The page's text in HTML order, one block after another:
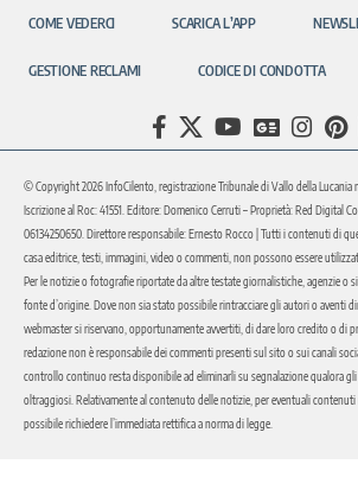
COME VEDERCI SCARICA L’APP
GESTIONE RECLAMI CODICE DI CONDOTTA
© Copyright 2026 InfoCilento, registrazione Tribunale di Vallo della Lucania
Iscrizione al Roc: 41551. Editore: Domenico Cerruti – Proprietà: Red Digital
06134250650. Direttore responsabile: Ernesto Rocco | Tutti i contenuti di
casa editrice, testi, immagini, video o commenti, non possono essere
Per le notizie o fotografie riportate da altre testate giornalistiche, agenzie o
fonte d’origine. Dove non sia stato possibile rintracciare gli autori o aventi
webmaster si riservano, opportunamente avvertiti, di dare loro credito o di
redazione non è responsabile dei commenti presenti sul sito o sui canali
controllo continuo resta disponibile ad eliminarli su segnalazione qualora
oltraggiosi. Relativamente al contenuto delle notizie, per eventuali
possibile richiedere l’immediata rettifica a norma di legge.